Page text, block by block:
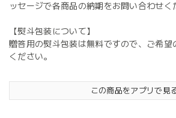
ッセージで各商品の納期をお問い合わせく
【熨斗包装について】
贈答用の熨斗包装は無料ですので、ご希望
ください。
この商品をアプリで見